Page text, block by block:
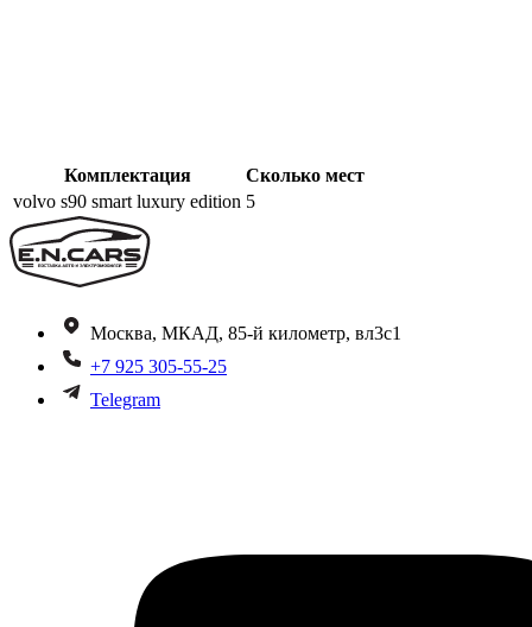
Комплектация
Сколько мест
volvo s90 smart luxury edition 5
Москва, МКАД, 85-й километр, вл3с1
+7 925 305-55-25
Telegram